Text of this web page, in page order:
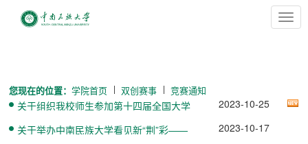
切
换
您现在的位置：学院首页 双创赛事 竞赛通知
关于组织我校师生参加第十四届全国大学
2023-10-25
关于举办中南民族大学看见新“荆”彩——
2023-10-17